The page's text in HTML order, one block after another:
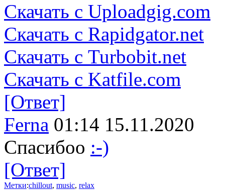
Скачать с Uploadgig.com
Скачать с Rapidgator.net
Скачать с Turbobit.net
Скачать с Katfile.com
[Ответ]
Ferna 01:14 15.11.2020
Спасибоо :-)
[Ответ]
Метки:chillout, music, relax